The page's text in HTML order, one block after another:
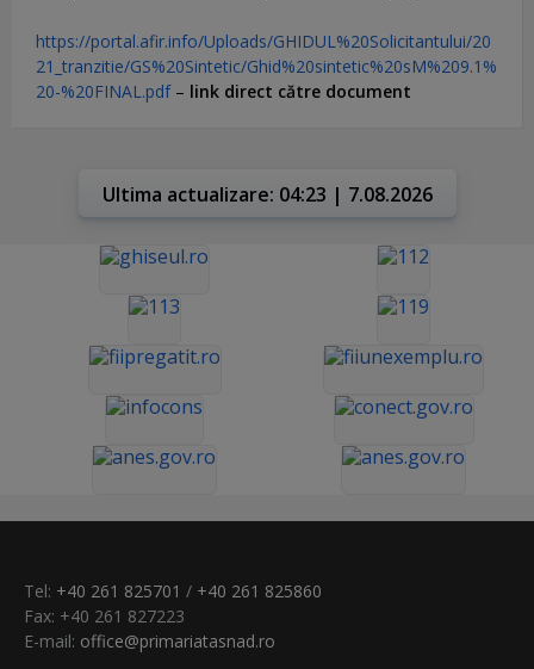
https://portal.afir.info/Uploads/GHIDUL%20Solicitantului/20
21_tranzitie/GS%20Sintetic/Ghid%20sintetic%20sM%209.1%
20-%20FINAL.pdf– link direct către document
Ultima actualizare: 04:23 | 7.08.2026
Tel: +40 261 825701 / +40 261 825860
Fax: +40 261 827223
E-mail: office@primariatasnad.ro